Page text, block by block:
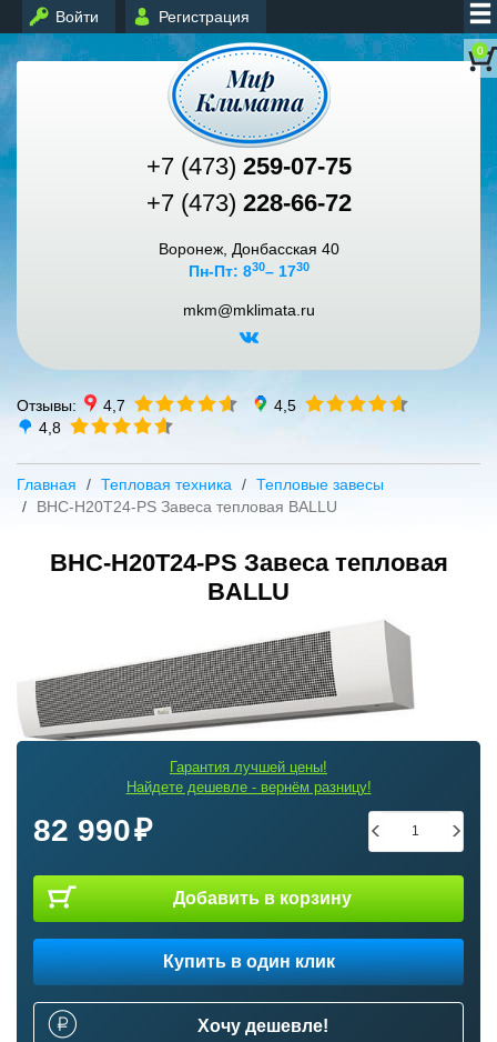
Войти Регистрация
0
+7 (473) 259-07-75
+7 (473) 228-66-72
Воронеж, Донбасская 40
Пн-Пт: 830– 1730
mkm@mklimata.ru
Отзывы: 4,7
4,5
4,8
Главная Тепловая техника
Тепловые завесы
BHC-H20T24-PS Завеса тепловая BALLU
BHC-H20T24-PS Завеса тепловая
BALLU
Гарантия лучшей цены!
Найдете дешевле - вернём разницу!
82 990
Добавить в корзину
Купить в один клик
Хочу дешевле!